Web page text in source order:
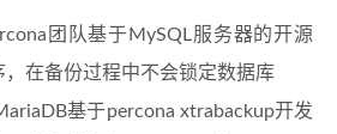
团队基于MySQL服务器的开源
，在备份过程中不会锁定数据库
基于percona xtrabackup开发